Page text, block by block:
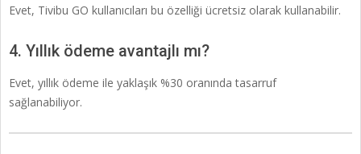
Evet, Tivibu GO kullanıcıları bu özelliği ücretsiz olarak kullanabilir.
4. Yıllık ödeme avantajlı mı?
Evet, yıllık ödeme ile yaklaşık %30 oranında tasarruf
sağlanabiliyor.